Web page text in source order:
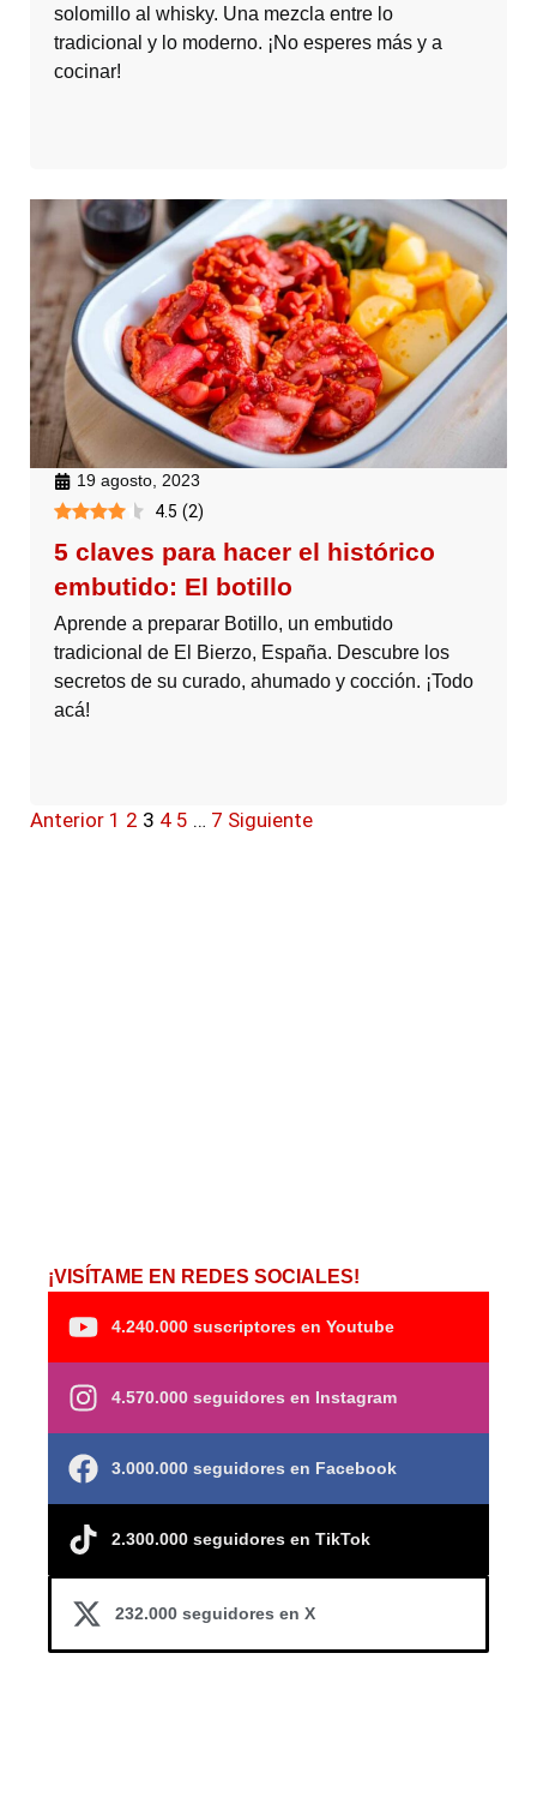
solomillo al whisky. Una mezcla entre lo
tradicional y lo moderno. ¡No esperes más y a
cocinar!
19 agosto, 2023
4.5 (2)
5 claves para hacer el histórico
embutido: El botillo
Aprende a preparar Botillo, un embutido
tradicional de El Bierzo, España. Descubre los
secretos de su curado, ahumado y cocción. ¡Todo
acá!
Anterior 1 2 3 4 5 … 7 Siguiente
¡VISÍTAME EN REDES SOCIALES!
4.240.000 suscriptores en Youtube
4.570.000 seguidores en Instagram
3.000.000 seguidores en Facebook
2.300.000 seguidores en TikTok
232.000 seguidores en X